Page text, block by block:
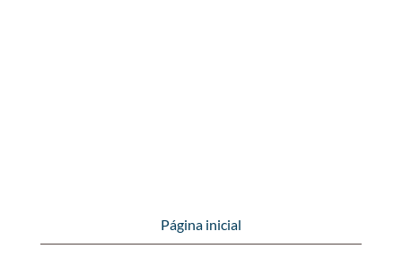
Página inicial